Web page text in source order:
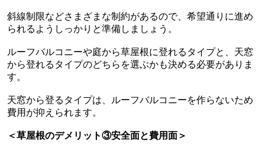
斜線制限などさまざまな制約があるので、希望通りに進め
られるようしっかりと準備しましょう。
ルーフバルコニーや庭から草屋根に登れるタイプと、天窓
から登れるタイプのどちらを選ぶかも決める必要がありま
す。
天窓から登るタイプは、ルーフバルコニーを作らないため
費用が抑えられます。
＜草屋根のデメリット③安全面と費用面＞